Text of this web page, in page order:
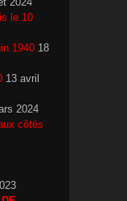
le 10
1940 18
13 avril
2024
côtés